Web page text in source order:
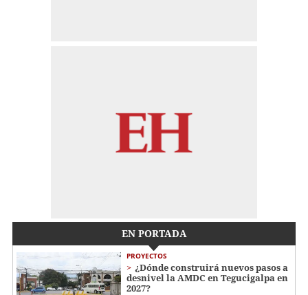
EN PORTADA
PROYECTOS
¿Dónde construirá nuevos pasos a
desnivel la AMDC en Tegucigalpa en
2027?